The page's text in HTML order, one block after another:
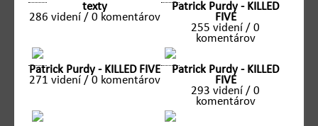
texty
286 videní / 0 komentárov
Patrick Purdy - KILLED
FIVE
255 videní / 0
komentárov
Patrick Purdy - KILLED FIVE
271 videní / 0 komentárov
Patrick Purdy - KILLED
FIVE
293 videní / 0
komentárov